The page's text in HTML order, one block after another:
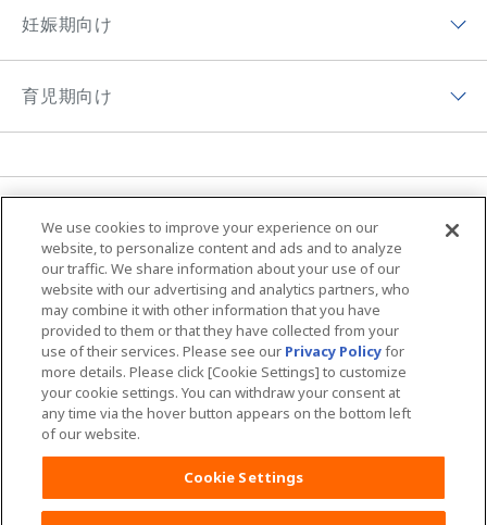
オヤスミマン
お母さん向けケア商品
ムーニー 病産院用
ムーニー寝具
商品検索
ムーニーポイントについて
チーム ムーニーポイントプログラムサイト
プレゼントキャンペーン
ムーニーちゃんのひみつ
ムーニーの思い
アプリ紹介
妊娠期向け
育児体験談
ムーニーちゃん学級
ムーニーアプリのご案内
育児期向け
子育て向け記事
夜間のおもらし大調査
おむつの選び方
MOVIE & CM
ムーニーの編集ポリシー
サイトマップ
Global Website
ユニ・チャームHOME お問い合わせ
ウェブサイト利用規約 プライバシーポリシー
公式アカウント コミュニティガイドライ
ン
障がいの表記について
We use cookies to improve your experience on our
website, to personalize content and ads and to analyze
our traffic. We share information about your use of our
website with our advertising and analytics partners, who
may combine it with other information that you have
provided to them or that they have collected from your
use of their services. Please see our Privacy Policyfor
more details. Please click [Cookie Settings] to customize
your cookie settings. You can withdraw your consent at
any time via the hover button appears on the bottom left
of our website.
Cookie Settings